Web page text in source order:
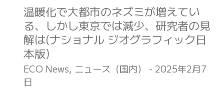
で
子
ど
も
が
進
か。
ト
ヨ
タ
が
水
温暖化で大都市のネズミが増えてい
る、しかし東京では減少、研究者の見
解は(ナショナル ジオグラフィック日
本版)
ECO News, ニュース（国内） - 2025年2月7
日
温
暖
化
で
大
都